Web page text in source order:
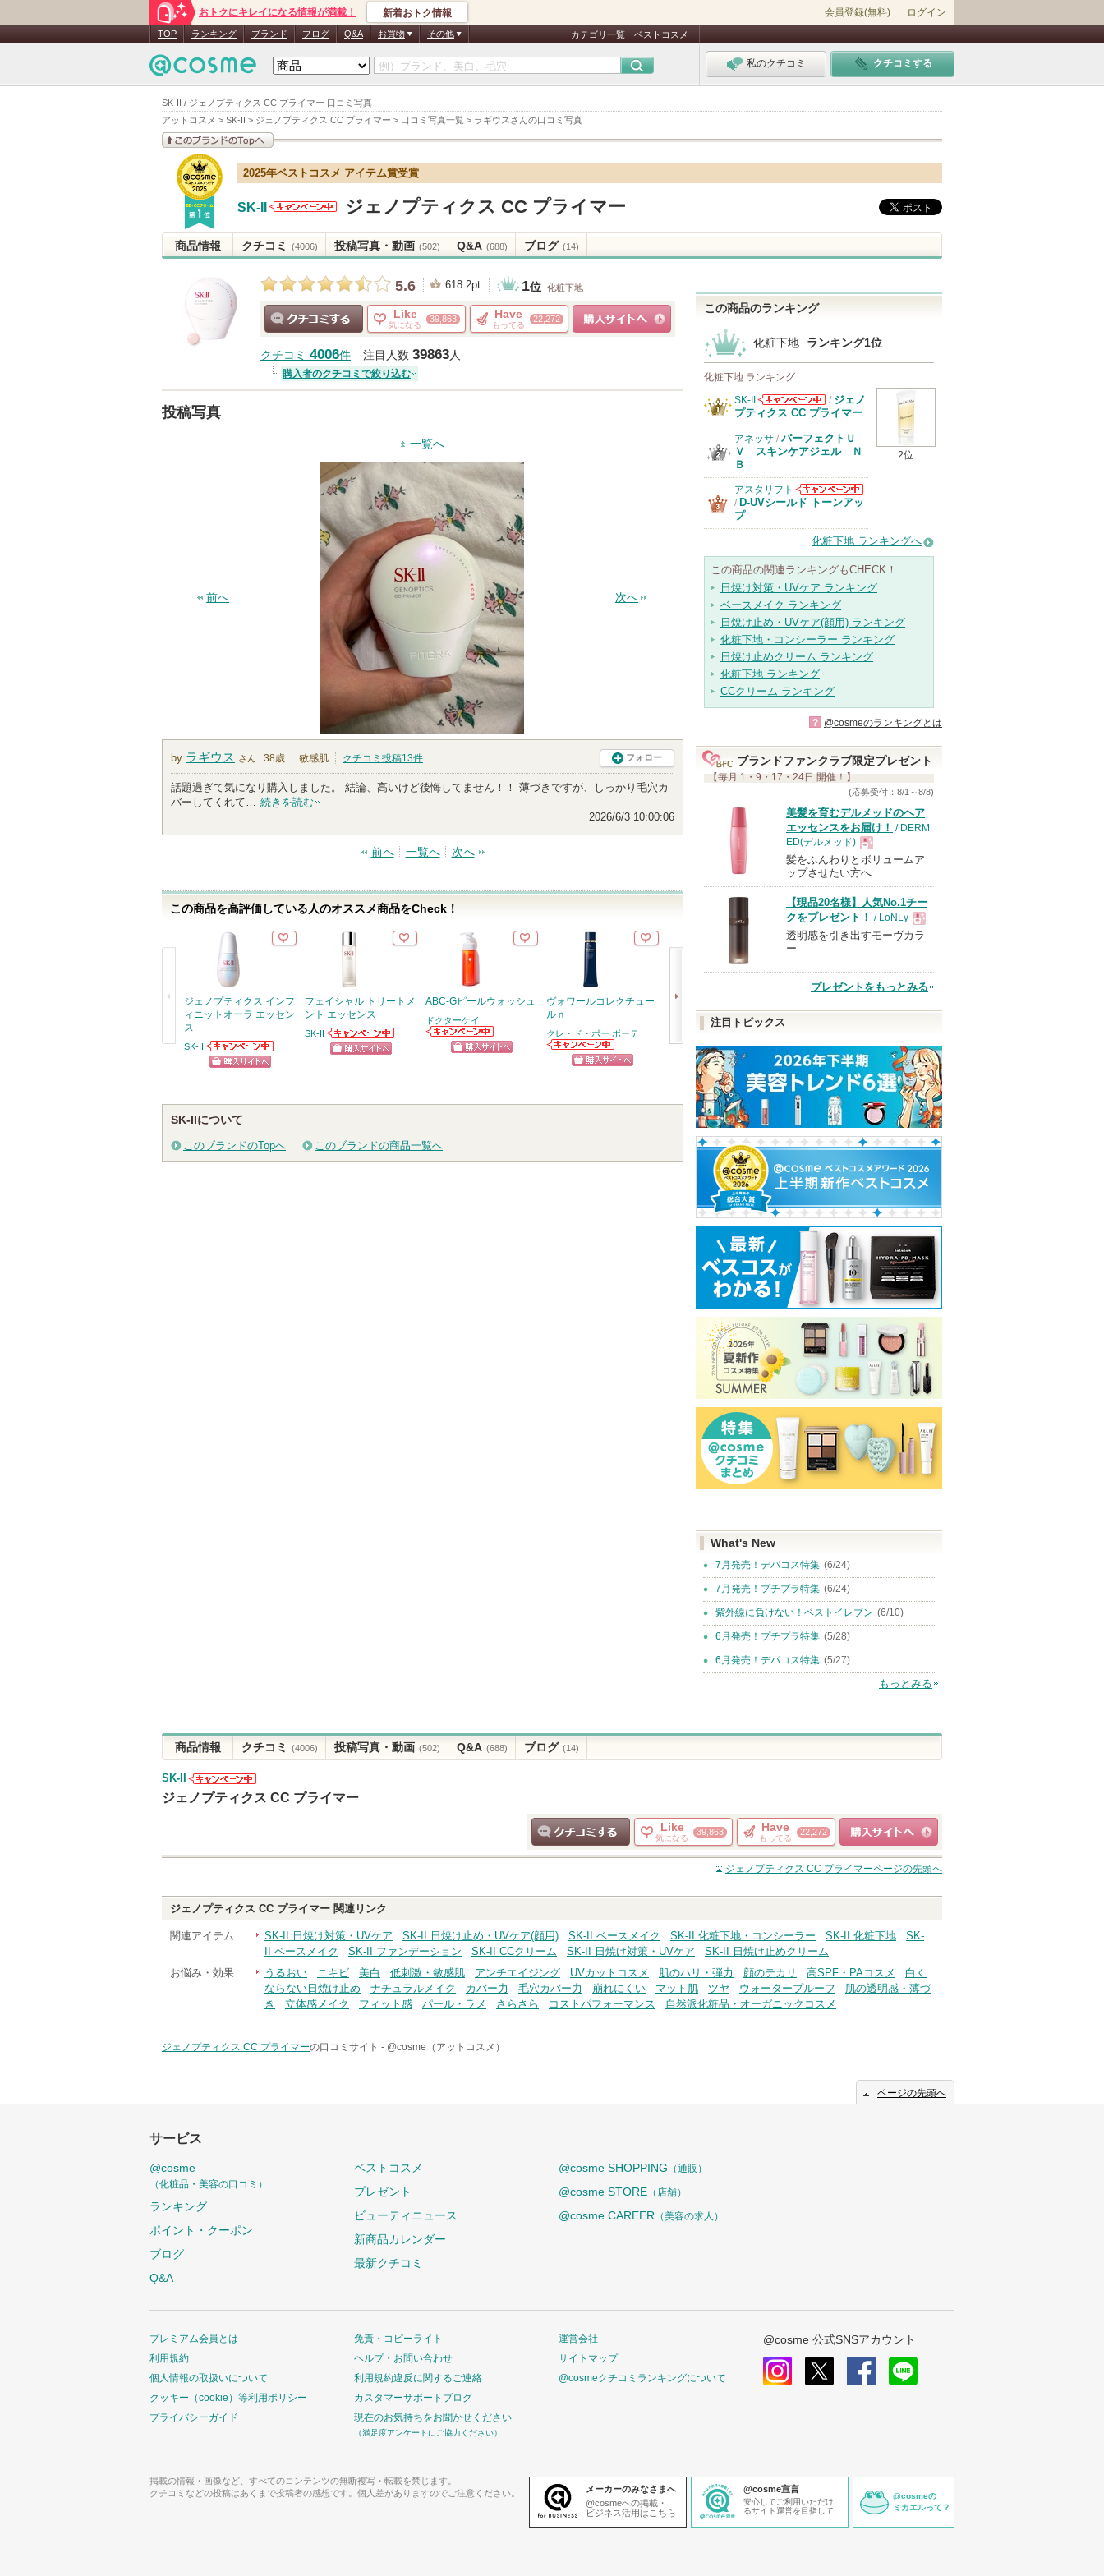
SK-II / ジェノプティクス CC プライマー 口コミ写真
アットコスメ > SK-II > ジェノプティクス CC プライマー > 口コミ写真一覧 > ラギウスさんの口コミ写真
おトクにキレイになる情報が満載！ 新着おトク情報 会員登録(無料) ログイン
TOP ランキング ブランド ブログ Q&A お買物 その他 カテゴリ一覧 ベストコスメ
私のクチコミ クチコミする
このブランドの情報を
見る
2025年ベストコスメ アイテム賞受賞
SK-II
お知らせが
あります
ジェノプティクス CC プライマー
商品情報 クチコミ (4006) 投稿写真・動画 (502) Q&A (688) ブログ (14)
5.6 618.2pt 1位 化粧下地
Like
気になる
39,863 Have
もってる
22,272
クチコミ 4006件 注目人数 39863人
購入者のクチコミで絞り込む
投稿写真
一覧へ
前へ 次へ
by ラギウス さん 38歳 敏感肌 クチコミ投稿13件 フォロー
話題過ぎて気になり購入しました。 結論、高いけど後悔してません！！ 薄づきですが、しっかり毛穴カ
バーしてくれて… 続きを読む
2026/6/3 10:00:06
前へ 一覧へ 次へ
この商品を高評価している人のオススメ商品をCheck！
ジェノプティクス インフ
ィニットオーラ エッセン
ス
SK-II
SK-IIからのお知
らせがあります
フェイシャル トリートメ
ント エッセンス
SK-II
SK-IIからのお知
らせがあります
ABC-Gピールウォッシュ
ドクターケイ
ドクターケイか
らのお知らせが
ヴォワールコレクチュー
ルｎ
クレ・ド・ポー ボーテ
クレ・ド・ポー
ボーテからのお
RMK デューイーメルト
リップカラー
ショッピン
グサイトへ
メ セラム
ショッピン
グサイトへ
クリーム
SK-IIからのお知
らせがあります
ショッピン
グサイトへ
SK-IIについて
このブランドのTopへ このブランドの商品一覧へ
この商品のランキング
化粧下地 ランキング1位
化粧下地 ランキング
2位
SK-II
SK-IIからのお
知らせがありま
す
/ ジェノ
プティクス CC プライマー
アネッサ / パーフェクトＵ
Ｖ スキンケアジェル Ｎ
Ｂ
アスタリフト
アスタリフトか
/ D-UVシールド トーンアッ
プ
化粧下地 ランキングへ
この商品の関連ランキングもCHECK！
日焼け対策・UVケア ランキング
ベースメイク ランキング
日焼け止め・UVケア(顔用) ランキング
化粧下地・コンシーラー ランキング
日焼け止めクリーム ランキング
化粧下地 ランキング
CCクリーム ランキング
? @cosmeのランキングとは
ブランドファンクラブ限定プレゼント
【毎月 1・9・17・24日 開催！】
(応募受付：8/1～8/8)
美髪を育むデルメッドのヘア
エッセンスをお届け！ / DERM
ED(デルメッド)
現
品
髪をふんわりとボリュームア
ップさせたい方へ
【現品20名様】人気No.1チー
クをプレゼント！ / LoNLy
現
品
透明感を引き出すモーヴカラ
ー
プレゼントをもっとみる
注目トピックス
What's New
7月発売！デパコス特集 (6/24)
7月発売！プチプラ特集 (6/24)
紫外線に負けない！ベストイレブン (6/10)
6月発売！プチプラ特集 (5/28)
6月発売！デパコス特集 (5/27)
もっとみる
商品情報 クチコミ (4006) 投稿写真・動画 (502) Q&A (688) ブログ (14)
SK-II
SK-IIからのお
ジェノプティクス CC プライマー
クチコミする
Like
気になる
39,863 Have
もってる
22,272
ショッピングサイト
へ
ジェノプティクス CC プライマーページの先頭へ
ジェノプティクス CC プライマー 関連リンク
関連アイテム SK-II 日焼け対策・UVケア SK-II 日焼け止め・UVケア(顔用) SK-II ベースメイク SK-II 化粧下地・コンシーラー SK-II 化粧下地
SK-
II ベースメイク
SK-II ファンデーション SK-II CCクリーム SK-II 日焼け対策・UVケア
SK-II 日焼け止めクリーム
お悩み・効果
うるおい ニキビ 美白 低刺激・敏感肌 アンチエイジング UVカットコスメ 肌のハリ・弾力 顔のテカリ 高SPF・PAコスメ
白く
ならない日焼け止め
ナチュラルメイク カバー力 毛穴カバー力 崩れにくい マット肌 ツヤ ウォータープルーフ
肌の透明感・薄づ
き
立体感メイク フィット感 パール・ラメ さらさら コストパフォーマンス 自然派化粧品・オーガニックコスメ
ジェノプティクス CC プライマーの口コミサイト - @cosme（アットコスメ）
ページの先頭へ
サービス
@cosme
（化粧品・美容の口コミ）
ランキング
ポイント・クーポン
ブログ
Q&A
ベストコスメ
プレゼント
ビューティニュース
新商品カレンダー
最新クチコミ
@cosme SHOPPING （通販）
@cosme STORE （店舗）
@cosme CAREER （美容の求人）
プレミアム会員とは
利用規約
個人情報の取扱いについて
クッキー（cookie）等利用ポリシー
プライバシーガイド
免責・コピーライト
ヘルプ・お問い合わせ
利用規約違反に関するご連絡
カスタマーサポートブログ
現在のお気持ちをお聞かせください
（満足度アンケートにご協力ください）
運営会社
サイトマップ
@cosmeクチコミランキングについて
@cosme 公式SNSアカウント
掲載の情報・画像など、すべてのコンテンツの無断複写・転載を禁じます。
クチコミなどの投稿はあくまで投稿者の感想です。個人差がありますのでご注意ください。
メーカーのみなさまへ
@cosmeへの掲載・
ビジネス活用はこちら
@cosme宣言
安心してご利用いただけ
るサイト運営を目指して
@cosmeの
ミカエルって？